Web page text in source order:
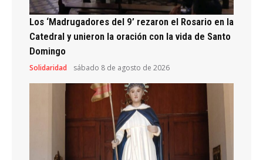
Los ‘Madrugadores del 9’ rezaron el Rosario en la
Catedral y unieron la oración con la vida de Santo
Domingo
Solidaridad sábado 8 de agosto de 2026